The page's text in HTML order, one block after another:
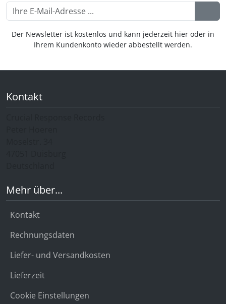
Der Newsletter ist kostenlos und kann jederzeit hier oder in
Ihrem Kundenkonto wieder abbestellt werden.
Kontakt
Mehr über...
Kontakt
Rechnungsdaten
Liefer- und Versandkosten
Lieferzeit
Cookie Einstellungen